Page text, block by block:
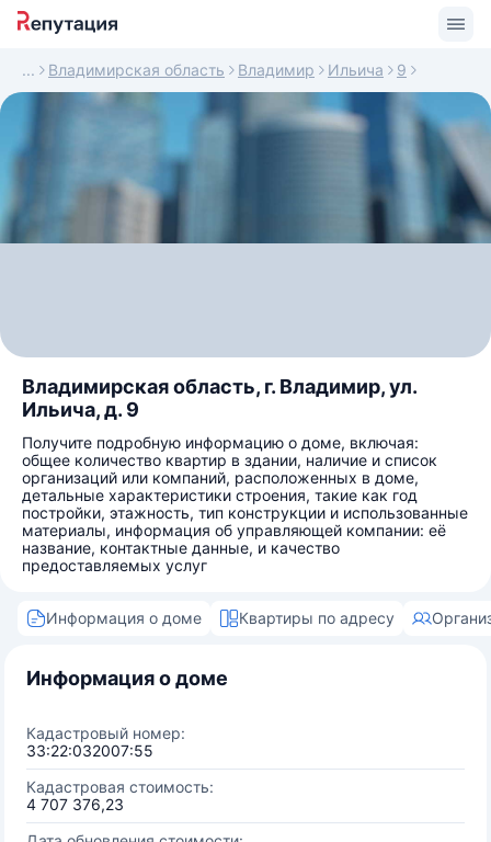
Владимирская область Владимир Ильича 9
Владимирская область, г. Владимир, ул.
Ильича, д. 9
Получите подробную информацию о доме, включая:
общее количество квартир в здании, наличие и список
организаций или компаний, расположенных в доме,
детальные характеристики строения, такие как год
постройки, этажность, тип конструкции и использованные
материалы, информация об управляющей компании: её
название, контактные данные, и качество
предоставляемых услуг
Информация о доме Квартиры по адресу
Информация о доме
Кадастровый номер:
33:22:032007:55
Кадастровая стоимость:
4 707 376,23